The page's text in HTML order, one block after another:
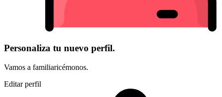
Personaliza tu nuevo perfil.
Vamos a familiaricémonos.
Editar perfil